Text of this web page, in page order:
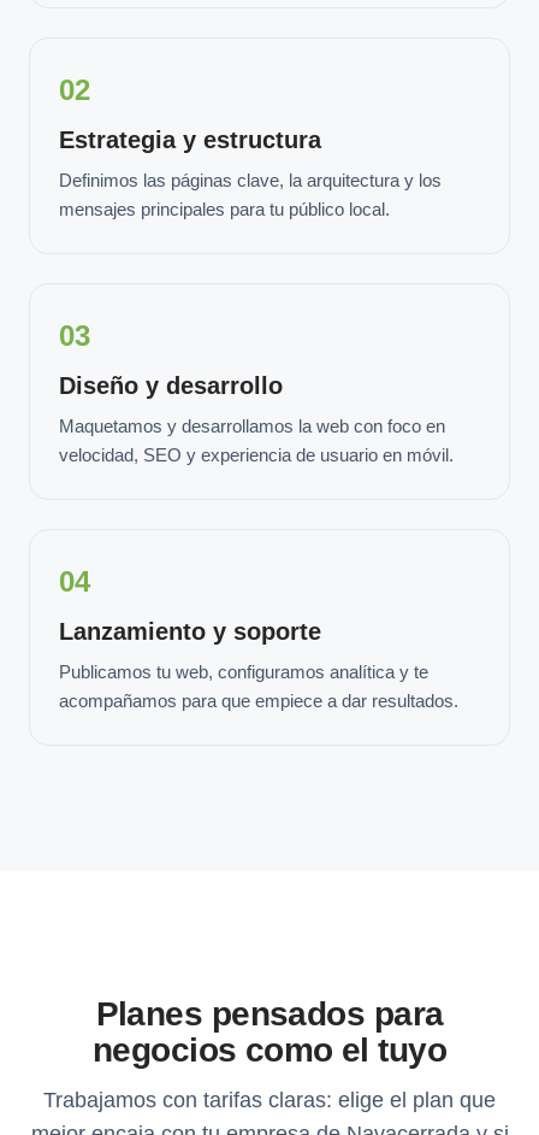
02
Estrategia y estructura
Definimos las páginas clave, la arquitectura y los
mensajes principales para tu público local.
03
Diseño y desarrollo
Maquetamos y desarrollamos la web con foco en
velocidad, SEO y experiencia de usuario en móvil.
04
Lanzamiento y soporte
Publicamos tu web, configuramos analítica y te
acompañamos para que empiece a dar resultados.
Planes pensados para
negocios como el tuyo
Trabajamos con tarifas claras: elige el plan que